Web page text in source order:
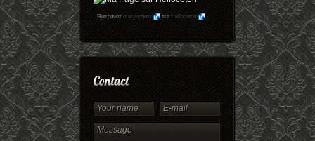
Retrouvezmaryophoto surHellocoton